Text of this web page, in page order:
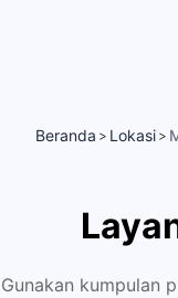
Beranda > Lokasi >
Gunakan kumpulan